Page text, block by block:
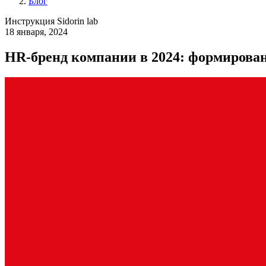
Инструкция Sidorin lab
18 января, 2024
HR-бренд компании в 2024: